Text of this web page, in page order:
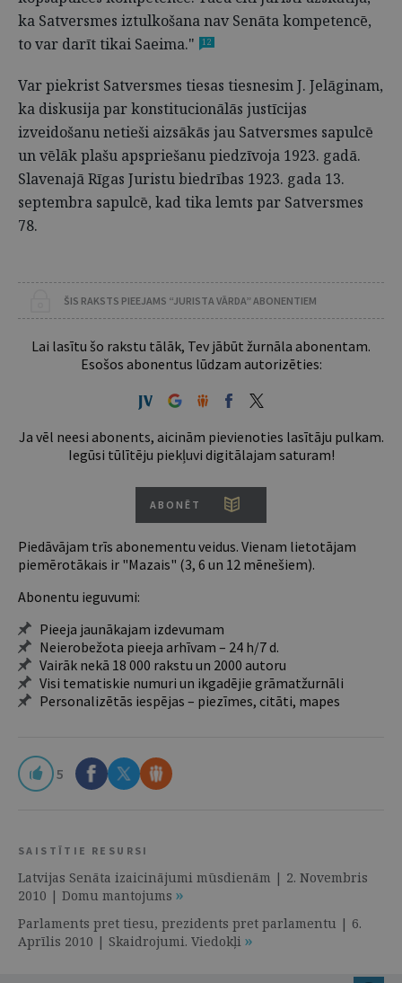
ka Satversmes iztulkošana nav Senāta kompetencē,
to var darīt tikai Saeima."
12
Var piekrist Satversmes tiesas tiesnesim J. Jelāginam,
ka diskusija par konstitucionālās justīcijas
izveidošanu netieši aizsākās jau Satversmes sapulcē
un vēlāk plašu apspriešanu piedzīvoja 1923. gadā.
Slavenajā Rīgas Juristu biedrības 1923. gada 13.
septembra sapulcē, kad tika lemts par Satversmes
78.
ŠIS RAKSTS PIEEJAMS “JURISTA VĀRDA” ABONENTIEM
Lai lasītu šo rakstu tālāk, Tev jābūt žurnāla abonentam.
Esošos abonentus lūdzam autorizēties:
Ja vēl neesi abonents, aicinām pievienoties lasītāju pulkam.
Iegūsi tūlītēju piekļuvi digitālajam saturam!
ABONĒT
Piedāvājam trīs abonementu veidus. Vienam lietotājam
piemērotākais ir "Mazais" (3, 6 un 12 mēnešiem).
Abonentu ieguvumi:
Pieeja jaunākajam izdevumam
Neierobežota pieeja arhīvam – 24 h/7 d.
Vairāk nekā 18 000 rakstu un 2000 autoru
Visi tematiskie numuri un ikgadējie grāmatžurnāli
Personalizētās iespējas – piezīmes, citāti, mapes
5
SAISTĪTIE RESURSI
Latvijas Senāta izaicinājumi mūsdienām | 2. Novembris
2010 | Domu mantojums
Parlaments pret tiesu, prezidents pret parlamentu | 6.
Aprīlis 2010 | Skaidrojumi. Viedokļi